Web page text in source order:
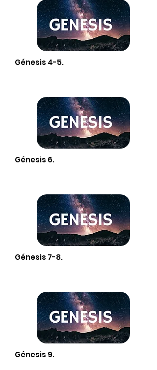
Génesis 4-5.
Génesis 6.
Génesis 7-8.
Génesis 9.